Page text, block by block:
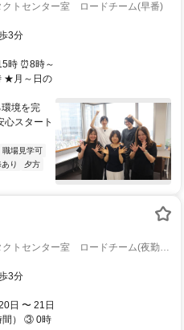
トセンター室 ロードチーム(早番)
3分
時 ⏰8時～
★月～日の
境を完
スタート
職場見学可
り
夕方
トセンター室 ロードチーム(夜勤メ
3分
日 〜 21日
間） ③ 0時